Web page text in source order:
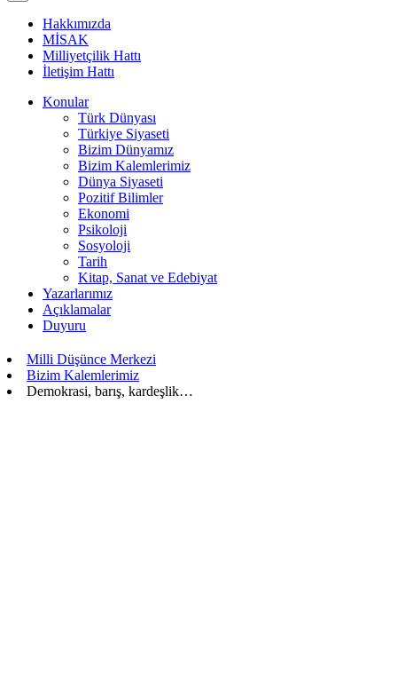
Hakkımızda
MİSAK
Milliyetçilik Hattı
İletişim Hattı
Konular
Türk Dünyası
Türkiye Siyaseti
Bizim Dünyamız
Bizim Kalemlerimiz
Dünya Siyaseti
Pozitif Bilimler
Ekonomi
Psikoloji
Sosyoloji
Tarih
Kitap, Sanat ve Edebiyat
Yazarlarımız
Açıklamalar
Duyuru
Milli Düşünce Merkezi
Bizim Kalemlerimiz
Demokrasi, barış, kardeşlik…